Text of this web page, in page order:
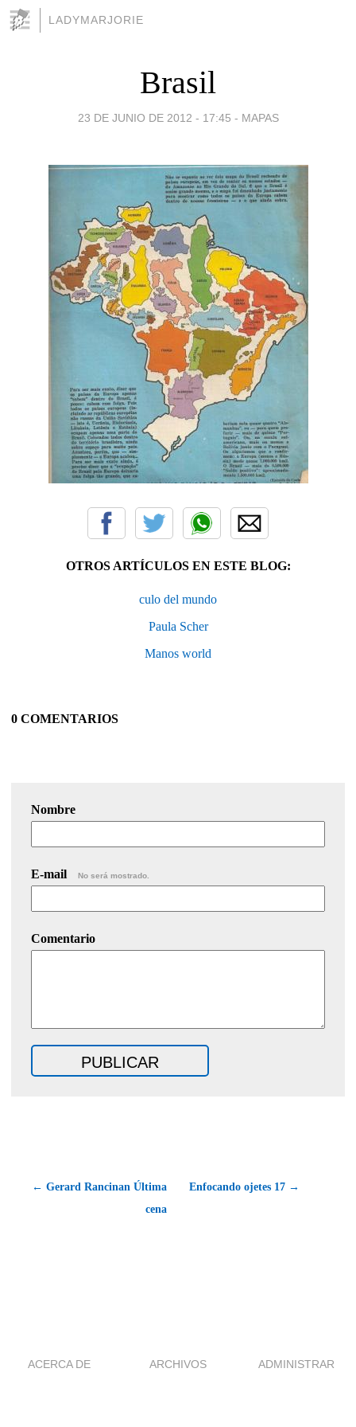
LADYMARJORIE
Brasil
23 DE JUNIO DE 2012 - 17:45 - MAPAS
OTROS ARTÍCULOS EN ESTE BLOG:
culo del mundo
Paula Scher
Manos world
0 COMENTARIOS
Nombre
E-mail No será mostrado.
Comentario
← Gerard Rancinan Última
cena
Enfocando ojetes 17 →
ACERCA DE ARCHIVOS ADMINISTRAR